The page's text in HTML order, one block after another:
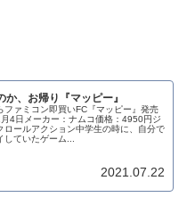
か、お帰り『マッピー』
ファミコン即買いFC『マッピー』発売
4日メーカー：ナムコ価格：4950円ジ
ロールアクション中学生の時に、自分で
していたゲーム...
2021.07.22